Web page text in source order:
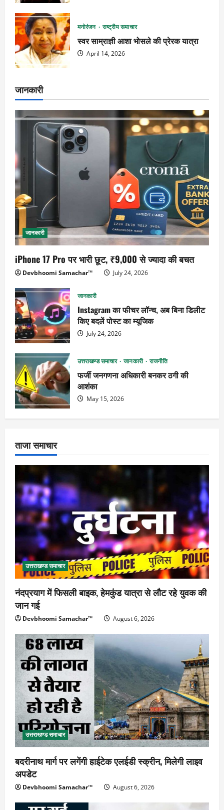
मनोरंजन राष्ट्रीय समाचार
स्वर साम्राज्ञी आशा भोसले की प्रेरक यात्रा
April 14, 2026
जानकारी
जानकारी
iPhone 17 Pro पर भारी छूट, ₹9,000 से ज्यादा की बचत
Devbhoomi Samachar™ July 24, 2026
जानकारी
Instagram का फीचर लॉन्च, अब बिना डिलीट
किए बदलें पोस्ट का म्यूजिक
July 24, 2026
उत्तराखण्ड समाचार जानकारी राजनीति
फर्जी जनगणना अधिकारी बनकर ठगी की
आशंका
May 15, 2026
ताजा समाचार
उत्तराखण्ड समाचार
नंदप्रयाग में फिसली बाइक, हेमकुंड यात्रा से लौट रहे युवक की
जान गई
Devbhoomi Samachar™ August 6, 2026
उत्तराखण्ड समाचार
बदरीनाथ मार्ग पर लगेंगी हाईटेक एलईडी स्क्रीन, मिलेगी लाइव
अपडेट
Devbhoomi Samachar™ August 6, 2026